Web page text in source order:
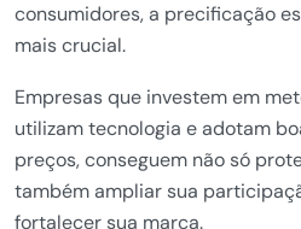
consumidores, a precificação
mais crucial.
Empresas que investem em
utilizam tecnologia e adotam
preços, conseguem não só
também ampliar sua
fortalecer sua marca.